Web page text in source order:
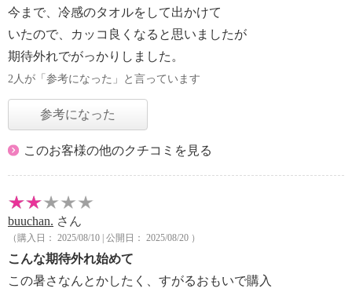
今まで、冷感のタオルをして出かけて
いたので、カッコ良くなると思いましたが
期待外れでがっかりしました。
2人が「参考になった」と言っています
参考になった
このお客様の他のクチコミを見る
buuchan. さん
（購入日： 2025/08/10 | 公開日： 2025/08/20 ）
こんな期待外れ始めて
この暑さなんとかしたく、すがるおもいで購入